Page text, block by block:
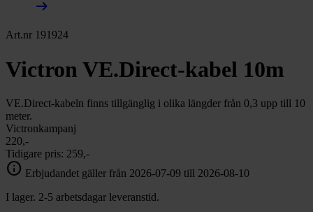
arrow_right_alt
Art.nr 191924
Victron VE.Direct-kabel 10m
VE.Direct-kabeln finns tillgänglig i olika längder från 0,3 upp till 10
meter.
Victronkampanj
220,-
Tidigare pris: 259,-
info Erbjudandet gäller från 2026-07-09 till 2026-08-10
I lager. 2-5 arbetsdagar leveranstid.